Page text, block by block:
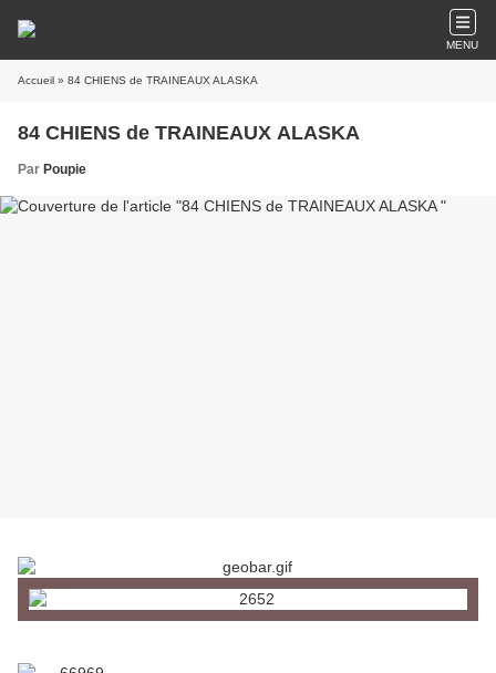
MENU
Accueil » 84 CHIENS de TRAINEAUX ALASKA
84 CHIENS de TRAINEAUX ALASKA
Par Poupie